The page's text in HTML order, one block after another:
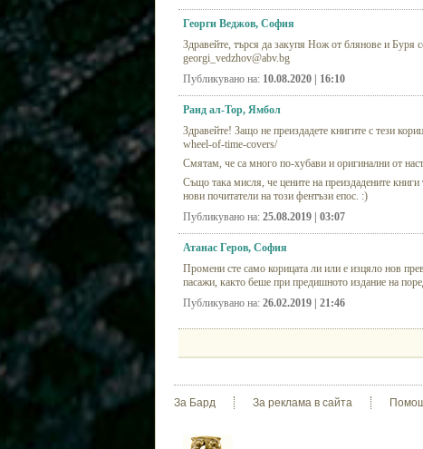
Георги Веджов, София
Здравейте, търся да закупя Нож от блянове и Буря
georgi_vedzhov@abv.bg
Публикувано на: 10.08.2020 | 16:10
Ранд ал-Тор, Ямбол
Здравейте! Защо не преиздадете книгите с тези
wheel-of-time-covers/
Смятам, че са много по-хубави и оригинални от
Също така мисля, че цените на преиздадените книги
нови почитатели на този фентъзи епос. :)
Публикувано на: 25.08.2019 | 03:07
Атанас Геров, София
Промени сте само корицата ли или е изцяло нов
пасажи, както беше при предишното издание на
Публикувано на: 26.02.2019 | 21:46
За Бард За реклама в сайта